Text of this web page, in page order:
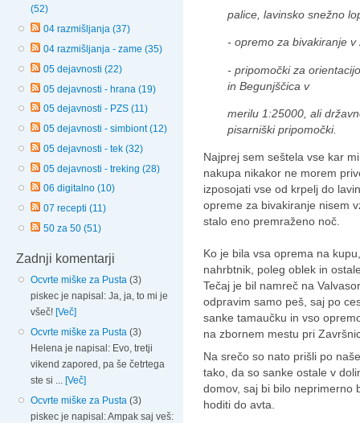
(52)
04 razmišljanja (37)
04 razmišljanja - zame (35)
05 dejavnosti (22)
05 dejavnosti - hrana (19)
05 dejavnosti - PZS (11)
05 dejavnosti - simbiont (12)
05 dejavnosti - tek (32)
05 dejavnosti - treking (28)
06 digitalno (10)
07 recepti (11)
50 za 50 (51)
Zadnji komentarji
Ocvrte miške za Pusta (3)
piskec je napisal: Ja, ja, to mi je
všeč! [Več]
Ocvrte miške za Pusta (3)
Helena je napisal: Evo, tretji
vikend zapored, pa še četrtega
ste si ... [Več]
Ocvrte miške za Pusta (3)
piskec je napisal: Ampak saj veš:
palice, lavinsko snežno
- opremo za bivakiranje
- pripomočki za
in Begunjščica v
merilu 1:25000, ali
pisarniški pripomočki.
Najprej sem seštela vse kar
nakupa nikakor ne morem
izposojati vse od krpelj do
opreme za bivakiranje nisem
stalo eno premraženo noč.
Ko je bila vsa oprema na
nahrbtnik, poleg oblek in
Tečaj je bil namreč na
odpravim samo peš, saj po
sanke tamaučku in vso
na zbornem mestu pri
Na srečo so nato prišli po
tako, da so sanke ostale v
domov, saj bi bilo neprimerno
hoditi do avta.